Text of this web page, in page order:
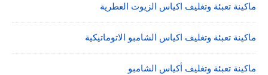
ماكينة تعبئة وتغليف اكياس الزيوت العطرية
ماكينة تعبئة وتغليف اكياس الشامبو الاتوماتيكية
ماكينة تعبئة وتغليف أكياس الشامبو